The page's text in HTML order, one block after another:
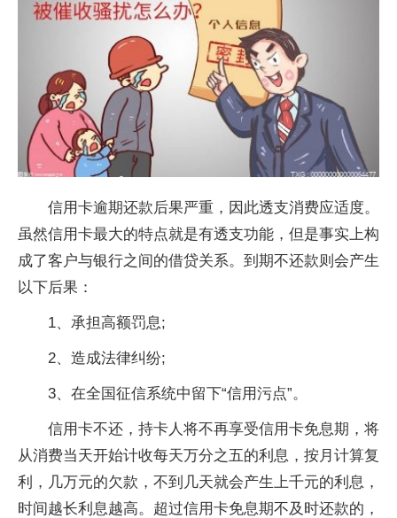
信用卡逾期还款后果严重，因此透支消费应适度。
虽然信用卡最大的特点就是有透支功能，但是事实上构
成了客户与银行之间的借贷关系。到期不还款则会产生
以下后果：
1、承担高额罚息;
2、造成法律纠纷;
3、在全国征信系统中留下“信用污点”。
信用卡不还，持卡人将不再享受信用卡免息期，将
从消费当天开始计收每天万分之五的利息，按月计算复
利，几万元的欠款，不到几天就会产生上千元的利息，
时间越长利息越高。超过信用卡免息期不及时还款的，